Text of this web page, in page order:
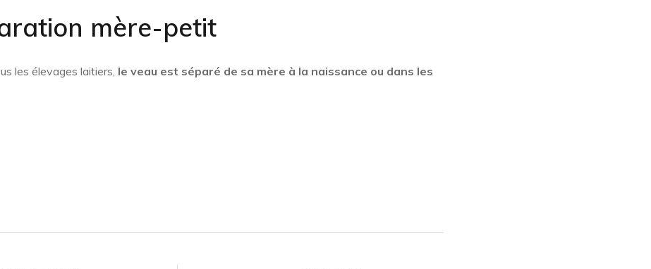
mère-petit
les élevages laitiers, le veau est séparé de sa mère à la naissance ou dans les